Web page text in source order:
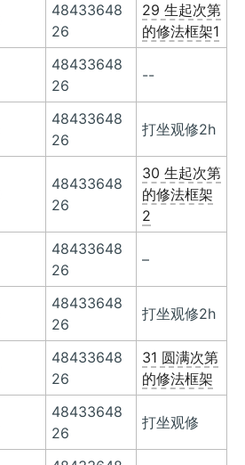
48433648
26
29 生起次第
的修法框架1
48433648
26
--
48433648
26
打坐观修2h
48433648
26
30 生起次第
的修法框架
2
48433648
26
–
48433648
26
打坐观修2h
48433648
26
31 圆满次第
的修法框架
48433648
26
打坐观修